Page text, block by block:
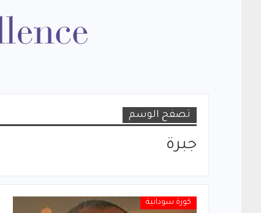
تصفح الوسم
جبرة
كورة سودانية